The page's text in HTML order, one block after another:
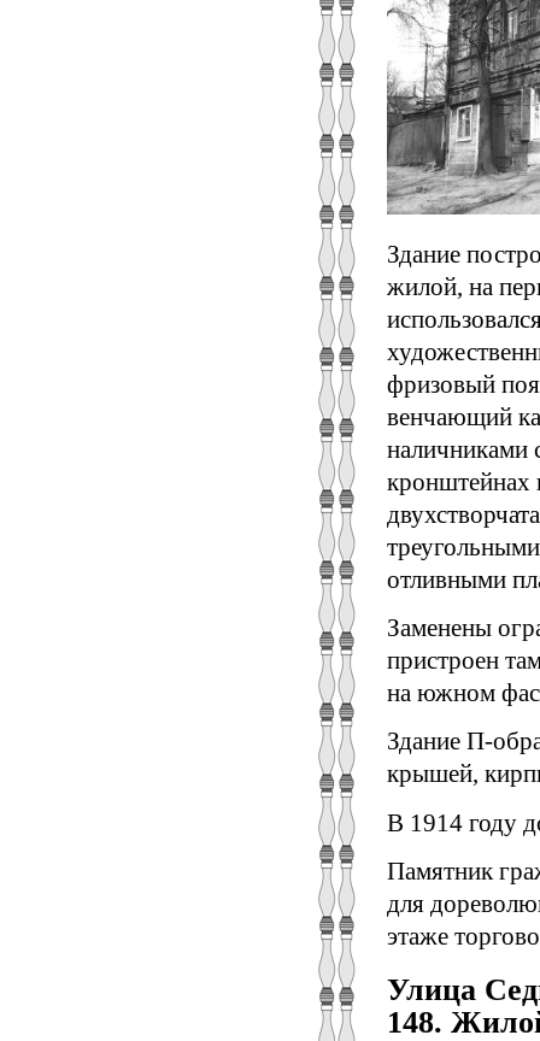
Здание
жилой, на
фризовый
венчающий
наличниками
кронштейнах
отливными
Заменены
пристроен
на южном
Здание П-
крышей,
В 1914 году
Памятник
для
этаже
Улица
148.